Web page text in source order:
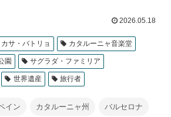
2026.05.18
カサ・バトリョ カタルーニャ音楽堂
園 サグラダ・ファミリア
世界遺産 旅行者
イン カタルーニャ州 バルセロナ